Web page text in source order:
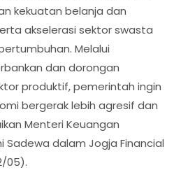
kekuatan belanja dan
akselerasi sektor swasta
Melalui
dan dorongan
produktif, pemerintah ingin
bergerak lebih agresif dan
Menteri Keuangan
Sadewa dalam Jogja Financial
05).